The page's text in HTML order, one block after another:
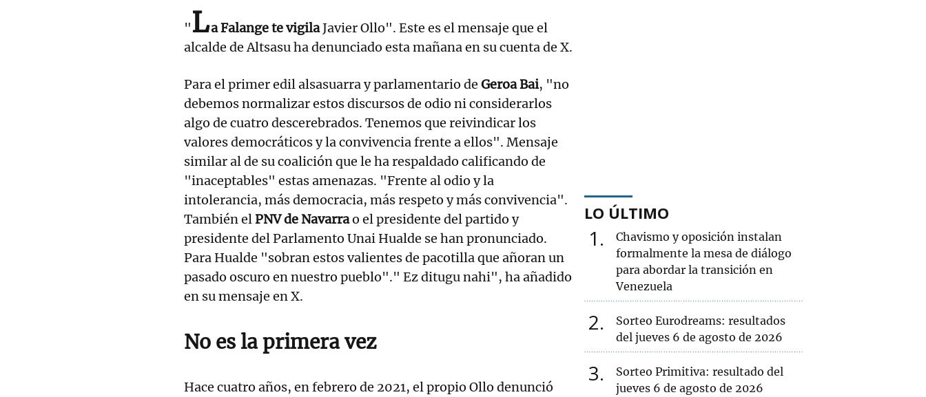
"La Falange te vigilaJavier Ollo". Este es el mensaje que el
alcalde de Altsasu ha denunciado esta mañana en su cuenta de X.
Para el primer edil alsasuarra y parlamentario de Geroa Bai, "no
debemos normalizar estos discursos de odio ni considerarlos
algo de cuatro descerebrados. Tenemos que reivindicar los
valores democráticos y la convivencia frente a ellos". Mensaje
similar al de su coalición que le ha respaldado calificando de
"inaceptables" estas amenazas. "Frente al odio y la
intolerancia, más democracia, más respeto y más convivencia".
También elPNV de Navarrao el presidente del partido y
presidente del Parlamento Unai Hualde se han pronunciado.
Para Hualde "sobran estos valientes de pacotilla que añoran un
pasado oscuro en nuestro pueblo"." Ez ditugu nahi", ha añadido
en su mensaje en X.
No es la primera vez
Hace cuatro años, en febrero de 2021, el propio Ollo denunció
LO ÚLTIMO
1
Chavismo y oposición instalan
formalmente la mesa de diálogo
para abordar la transición en
Venezuela
2
Sorteo Eurodreams: resultados
del jueves 6 de agosto de 2026
3
Sorteo Primitiva: resultado del
jueves 6 de agosto de 2026